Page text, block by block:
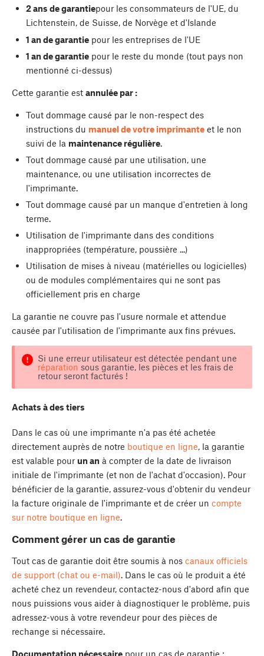
2 ans de garantiepour les consommateurs de l'UE, du
Lichtenstein, de Suisse, de Norvège et d'Islande
1 an de garantiepour les entreprises de l'UE
1 an de garantiepour le reste du monde (tout pays non
mentionné ci-dessus)
Cette garantie est annulée par :
Tout dommage causé par le non-respect des
instructions du manuel de votre imprimanteet le non
suivi de la maintenance régulière.
Tout dommage causé par une utilisation, une
maintenance, ou une utilisation incorrectes de
l'imprimante.
Tout dommage causé par un manque d'entretien à long
terme.
Utilisation de l'imprimante dans des conditions
inappropriées (température, poussière ...)
Utilisation de mises à niveau (matérielles ou logicielles)
ou de modules complémentaires qui ne sont pas
officiellement pris en charge
La garantie ne couvre pas l'usure normale et attendue
causée par l'utilisation de l'imprimante aux fins prévues.
Si une erreur utilisateur est détectée pendant une
réparation sous garantie, les pièces et les frais de
retour seront facturés !
Achats à des tiers
Dans le cas où une imprimante n'a pas été achetée
directement auprès de notre boutique en ligne, la garantie
est valable pour un an à compter de la date de livraison
initiale de l'imprimante (et non de l'achat d'occasion). Pour
bénéficier de la garantie, assurez-vous d'obtenir du vendeur
la facture originale de l'imprimante et de créer un compte
sur notre boutique en ligne.
Comment gérer un cas de garantie
Tout cas de garantie doit être soumis à nos canaux officiels
de support (chat ou e-mail). Dans le cas où le produit a été
acheté chez un revendeur, contactez-nous d'abord afin que
nous puissions vous aider à diagnostiquer le problème, puis
adressez-vous à votre revendeur pour des pièces de
rechange si nécessaire.